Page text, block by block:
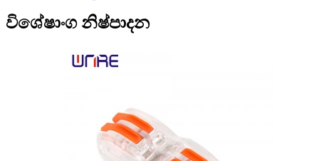
විශේෂාංග නිෂ්පාදන